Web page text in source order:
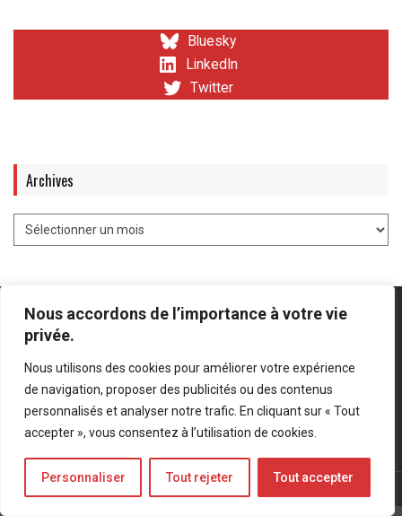
Nous accordons de l’importance à votre vie
privée.
Nous utilisons des cookies pour améliorer votre expérience
de navigation, proposer des publicités ou des contenus
personnalisés et analyser notre trafic. En cliquant sur « Tout
accepter », vous consentez à l’utilisation de cookies.
Personnaliser Tout rejeter Tout accepter
Bluesky
LinkedIn
Twitter
Archives
Mentions légales-Politique de confidentialité
Bluesky
LinkedIn
Twitter
© Forces Operations Blog - 2022